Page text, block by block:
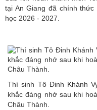
tại An Giang đã chính
học 2026 - 2027.
Thí sinh Tô Đinh Khánh
khắc đáng nhớ sau khi
Châu Thành.